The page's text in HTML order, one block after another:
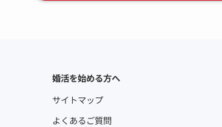
婚活を始める方へ
サイトマップ
よくあるご質問